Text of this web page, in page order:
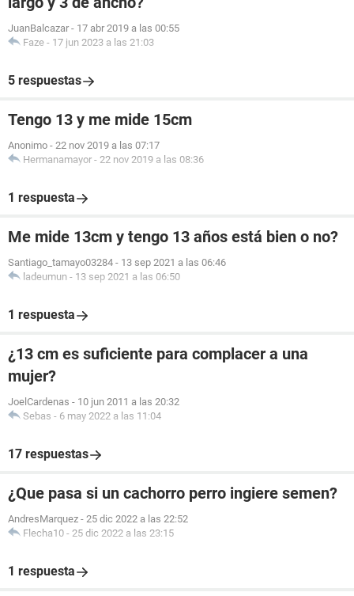
JuanBalcazar - 17 abr 2019 a las 00:55
Faze - 17 jun 2023 a las 21:03
5 respuestas
Tengo 13 y me mide 15cm
Anonimo - 22 nov 2019 a las 07:17
Hermanamayor - 22 nov 2019 a las 08:36
1 respuesta
Me mide 13cm y tengo 13 años está bien o no?
Santiago_tamayo03284 - 13 sep 2021 a las 06:46
ladeumun - 13 sep 2021 a las 06:50
1 respuesta
¿13 cm es suficiente para complacer a una
mujer?
JoelCardenas - 10 jun 2011 a las 20:32
Sebas - 6 may 2022 a las 11:04
17 respuestas
¿Que pasa si un cachorro perro ingiere semen?
AndresMarquez - 25 dic 2022 a las 22:52
Flecha10 - 25 dic 2022 a las 23:15
1 respuesta